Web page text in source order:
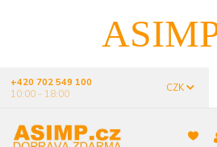
CZK
+420 702 549 100
10:00 - 18:00